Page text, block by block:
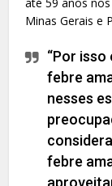
Minas Gerais e
“Por
febre
nesses
febre